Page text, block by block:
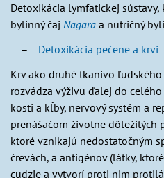
Detoxikácia lymfatickej
bylinný čaj Nagara a nutričný
Detoxikácia pečene a krvi
Krv ako druhé tkanivo
rozvádza výživu ďalej do
kosti a kĺby, nervový systém a
prenášačom životne dôležitých
ktoré vznikajú nedostatočným
črevách, a antigénov (látky,
cudzie a vytvorí proti nim